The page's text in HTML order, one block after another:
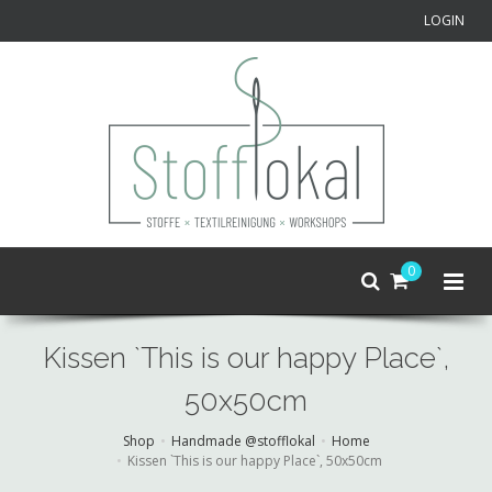
LOGIN
0
Kissen `This is our happy Place`,
50x50cm
Shop Handmade @stofflokal
Home
Kissen `This is our happy Place`, 50x50cm